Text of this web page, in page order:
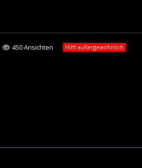
450 Ansichten Hilft außergewöhnlich